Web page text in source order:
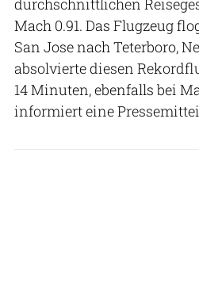
Mach 0.91. Das Flugzeug
San Jose nach Teterboro,
absolvierte diesen
14 Minuten, ebenfalls bei
informiert eine